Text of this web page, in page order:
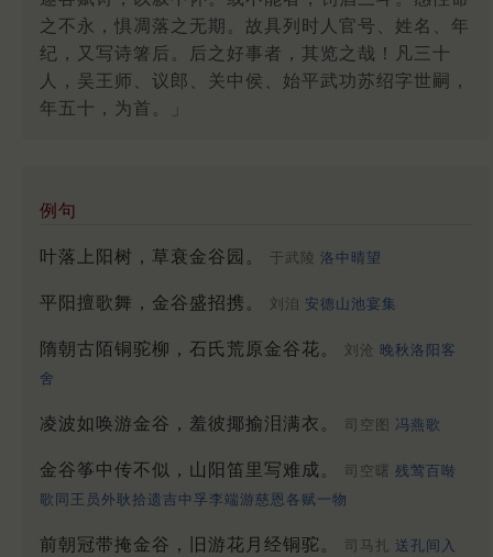
之不永，惧凋落之无期。故具列时人官号、姓名、年
纪，又写诗箸后。后之好事者，其览之哉！凡三十
人，吴王师、议郎、关中侯、始平武功苏绍字世嗣，
年五十，为首。」
例句
叶落上阳树，草衰金谷园。 于武陵 洛中晴望
平阳擅歌舞，金谷盛招携。 刘洎 安德山池宴集
隋朝古陌铜驼柳，石氏荒原金谷花。 刘沧 晚秋洛阳客
舍
凌波如唤游金谷，羞彼揶揄泪满衣。 司空图 冯燕歌
金谷筝中传不似，山阳笛里写难成。 司空曙 残莺百啭
歌同王员外耿拾遗吉中孚李端游慈恩各赋一物
前朝冠带掩金谷，旧游花月经铜驼。 司马扎 送孔间入